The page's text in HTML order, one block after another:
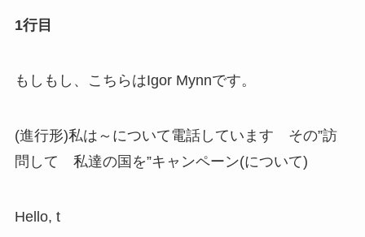
1行目
もしもし、こちらはIgor Mynnです。
(進行形)私は～について電話しています その”訪
問して 私達の国を”キャンペーン(について)
Hello, t